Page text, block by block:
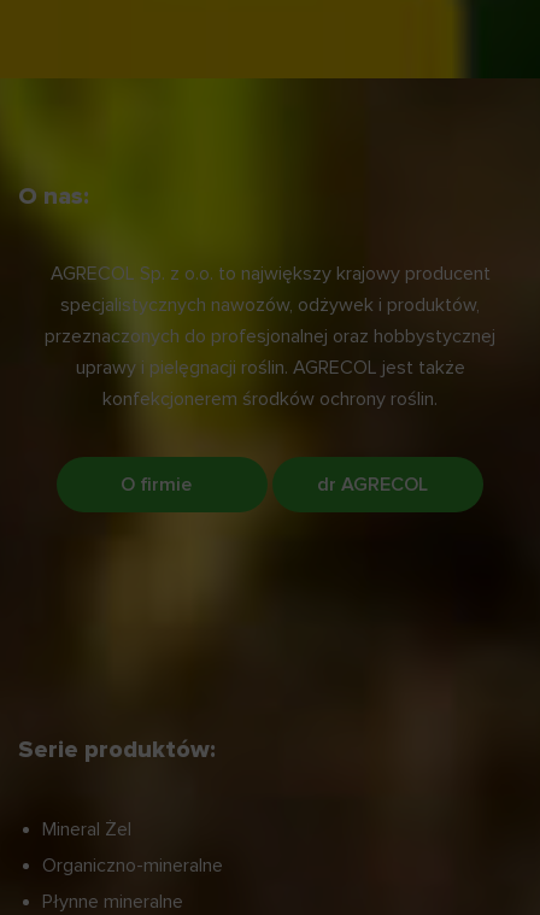
O nas:
AGRECOL Sp. z o.o. to największy krajowy producent
specjalistycznych nawozów, odżywek i produktów,
przeznaczonych do profesjonalnej oraz hobbystycznej
uprawy i pielęgnacji roślin. AGRECOL jest także
konfekcjonerem środków ochrony roślin.
O firmie dr AGRECOL
Serie produktów:
Mineral Żel
Organiczno-mineralne
Płynne mineralne